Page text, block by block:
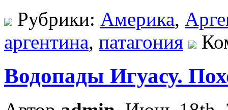
Рубрики: Америка,
аргентина, патагония
Водопады Игуасу.